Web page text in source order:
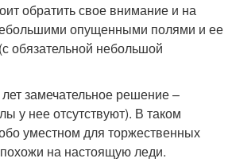
обратить свое внимание и на
опущенными полями и ее
обязательной небольшой
замечательное решение –
у нее отсутствуют). В таком
уместном для торжественных
на настоящую леди.